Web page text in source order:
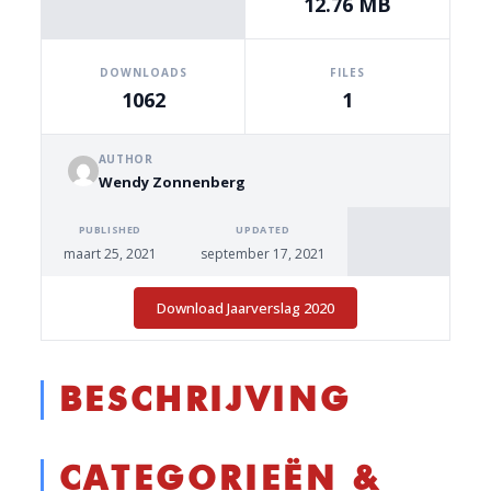
DOWNLOADS
1062
FILES
1
AUTHOR
Wendy Zonnenberg
PUBLISHED
maart 25, 2021
UPDATED
september 17, 2021
Download Jaarverslag 2020
BESCHRIJVING
CATEGORIEËN &